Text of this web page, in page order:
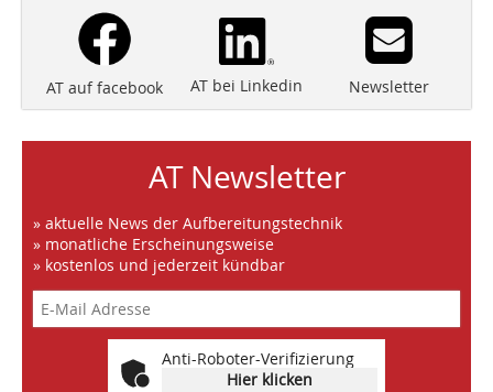
AT auf facebook AT bei Linkedin Newsletter
AT Newsletter
» aktuelle News der Aufbereitungstechnik
» monatliche Erscheinungsweise
» kostenlos und jederzeit kündbar
Anti-Roboter-Verifizierung
Hier klicken